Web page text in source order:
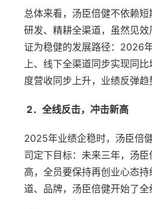
总体来看，汤臣倍健不依赖
研发、精耕全渠道，虽然见
证为稳健的发展路径：2026
上、线下全渠道同步实现同
度营收同步上升，业绩反弹趋
2．全线反击，冲击新高
2025年业绩企稳时，汤臣倍
司定下目标：未来三年，汤
高，全员要保持再创业心态
道、品牌，汤臣倍健开始了全